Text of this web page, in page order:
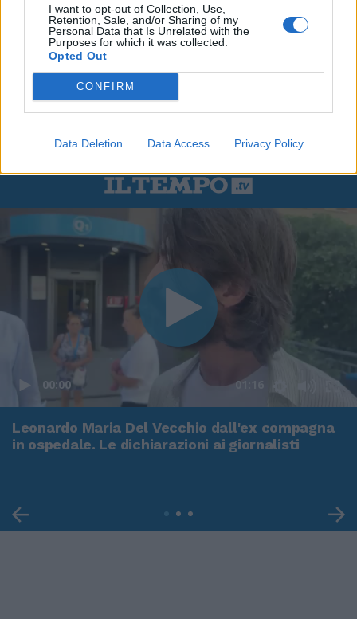
I want to opt-out of Collection, Use,
Retention, Sale, and/or Sharing of my
Personal Data that Is Unrelated with the
Purposes for which it was collected.
Opted Out
CONFIRM
Data Deletion Data Access Privacy Policy
00:00 01:16
Leonardo Maria Del Vecchio dall'ex compagna
in ospedale. Le dichiarazioni ai giornalisti